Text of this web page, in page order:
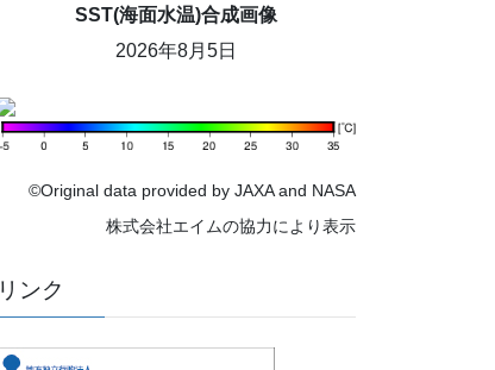
SST(海面水温)合成画像
2026年8月5日
©Original data provided by JAXA and NASA
株式会社エイムの協力により表示
リンク